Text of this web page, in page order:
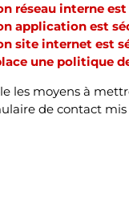
réseau interne
application est
site internet est
une politique
les moyens à
de contact mis